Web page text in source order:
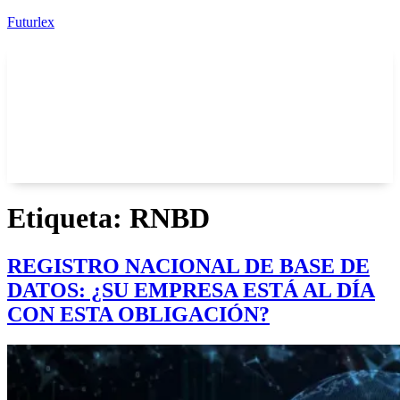
Futurlex
Etiqueta: RNBD
REGISTRO NACIONAL DE BASE DE
DATOS: ¿SU EMPRESA ESTÁ AL DÍA
CON ESTA OBLIGACIÓN?